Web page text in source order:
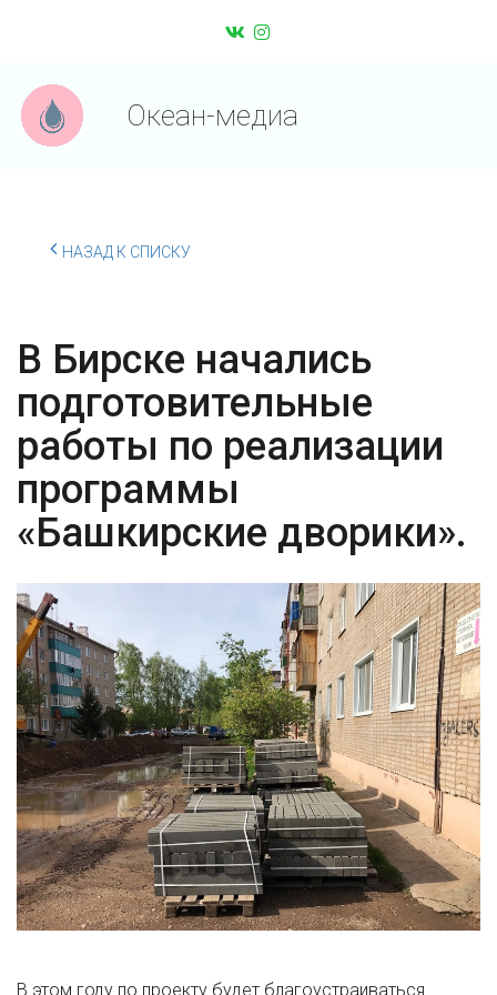
Океан-медиа
НАЗАД К СПИСКУ
В Бирске начались
подготовительные
работы по реализации
программы
«Башкирские дворики».
В этом году по проекту будет благоустраиваться